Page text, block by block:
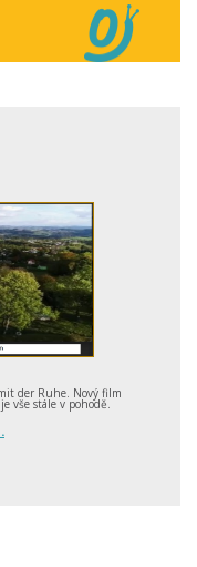
der Ruhe. Nový film
vše stále v pohodě.